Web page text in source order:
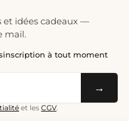
et idées cadeaux —
mail.
à tout moment
→
et les CGV.